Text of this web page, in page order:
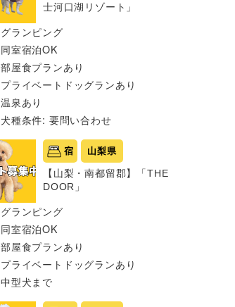
士河口湖リゾート」
グランピング
同室宿泊OK
部屋食プランあり
プライベートドッグランあり
温泉あり
犬種条件: 要問い合わせ
宿 山梨県
【山梨・南都留郡】「THE
DOOR」
グランピング
同室宿泊OK
部屋食プランあり
プライベートドッグランあり
中型犬まで